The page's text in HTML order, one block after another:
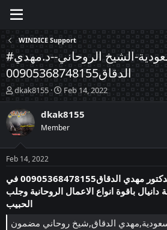
WINDICE Support
#جلب -الحبيب -السعودية-الشيخ الروحاني--د.مهدي
الدقاق00905368748155
T
h
r
e
a
d
s
t
a
r
t
e
dkak8155
S
t
a
t
t
e
Feb 14, 2022
dkak8155
Member
Feb 14, 2022
يعود اليكم فضيلة الدكتور مهدي الدقاق00905368478155 في
دانيال باقوة انواع الاعمال الروحانية وجلب
الحبيب
الحبيب السعودية,مهدي الدقاق,شيخ روحاني مضمون